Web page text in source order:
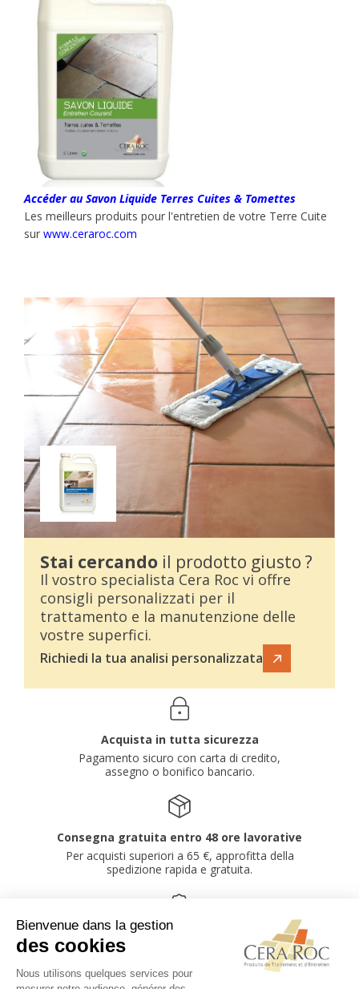
Accéder au Savon Liquide Terres Cuites & Tomettes
Les meilleurs produits pour l'entretien de votre Terre Cuite
sur www.ceraroc.com
Stai cercando il prodotto giusto ?
Il vostro specialista Cera Roc vi offre
consigli personalizzati per il
trattamento e la manutenzione delle
vostre superfici.
Richiedi la tua analisi personalizzata
Acquista in tutta sicurezza
Pagamento sicuro con carta di credito,
assegno o bonifico bancario.
Consegna gratuita entro 48 ore lavorative
Per acquisti superiori a 65 €, approfitta della
spedizione rapida e gratuita.
Sconti quantità a partire da 250 € di
Sconti automatici in base all'importo del tuo
carrello.